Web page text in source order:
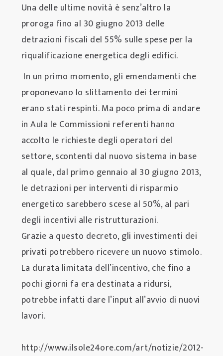
Una delle ultime novità è senz’altro la
proroga fino al 30 giugno 2013 delle
detrazioni fiscali del 55% sulle spese per la
riqualificazione energetica degli edifici.
In un primo momento, gli emendamenti che
proponevano lo slittamento dei termini
erano stati respinti. Ma poco prima di andare
in Aula le Commissioni referenti hanno
accolto le richieste degli operatori del
settore, scontenti dal nuovo sistema in base
al quale, dal primo gennaio al 30 giugno 2013,
le detrazioni per interventi di risparmio
energetico sarebbero scese al 50%, al pari
degli incentivi alle ristrutturazioni.
Grazie a questo decreto, gli investimenti dei
privati potrebbero ricevere un nuovo stimolo.
La durata limitata dell’incentivo, che fino a
pochi giorni fa era destinata a ridursi,
potrebbe infatti dare l’input all’avvio di nuovi
lavori.
http://www.ilsole24ore.com/art/notizie/2012-